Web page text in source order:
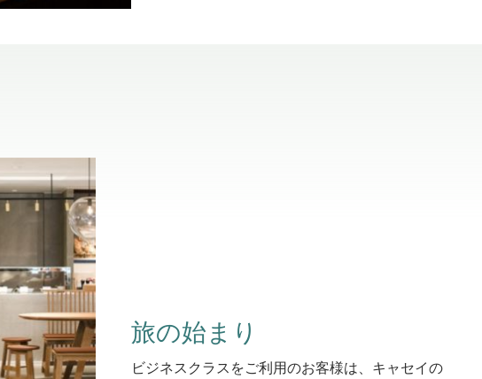
旅の始まり
ビジネスクラスをご利用のお客様は、キャセイの